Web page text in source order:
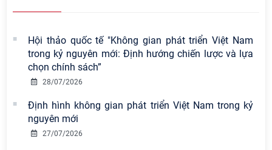
Hội thảo quốc tế "Không gian phát triển Việt Nam
trong kỷ nguyên mới: Định hướng chiến lược và lựa
chọn chính sách”
28/07/2026
Định hình không gian phát triển Việt Nam trong kỷ
nguyên mới
27/07/2026